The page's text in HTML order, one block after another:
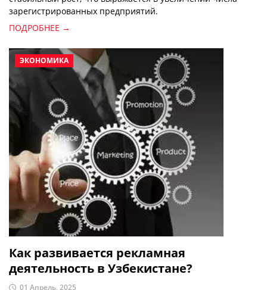
зарегистрированных предприятий.
ПОДРОБНЕЕ →
ЭКОНОМИКА
Как развивается рекламная
деятельность в Узбекистане?
01 Апрель, 2025